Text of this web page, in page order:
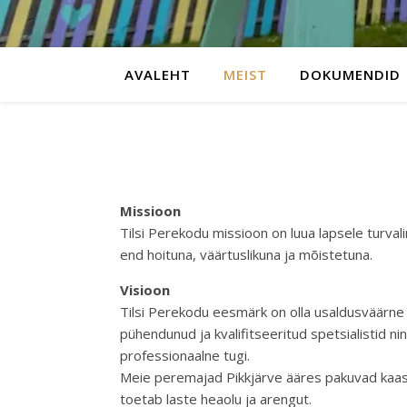
AVALEHT MEIST DOKUMENDID
Missioon
Tilsi Perekodu missioon on luua lapsele
end hoituna, väärtuslikuna ja mõistetuna.
Visioon
Tilsi Perekodu eesmärk on olla
pühendunud ja kvalifitseeritud spetsialistid
professionaalne tugi.
Meie peremajad Pikkjärve ääres pakuvad
toetab laste heaolu ja arengut.